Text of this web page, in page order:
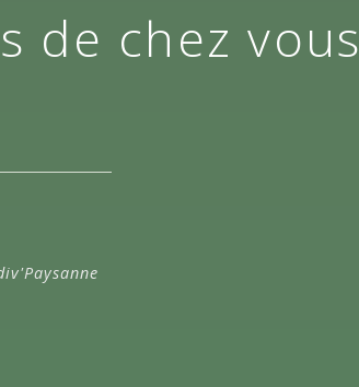
de chez vous